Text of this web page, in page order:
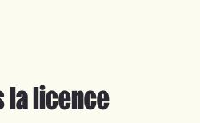
la licence